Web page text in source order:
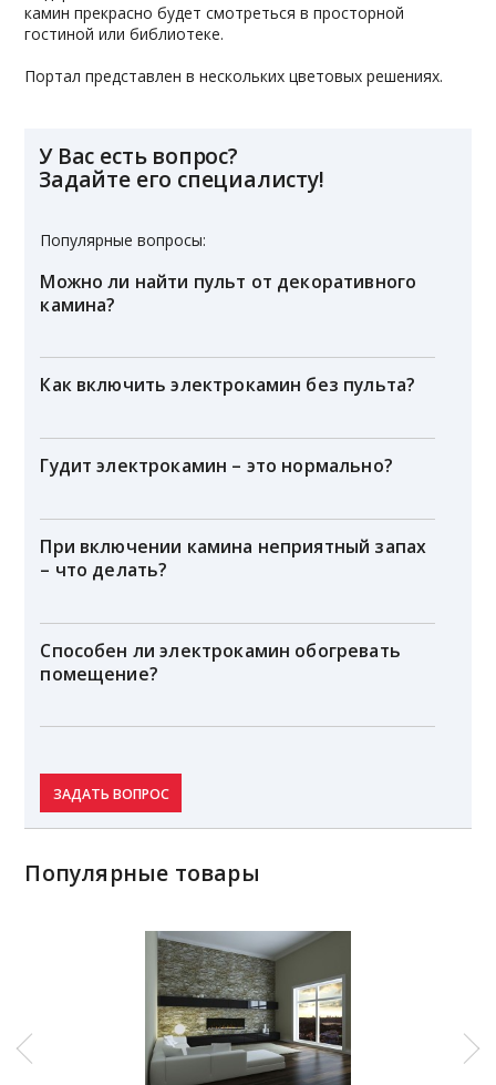
камин прекрасно будет смотреться в просторной
гостиной или библиотеке.
Портал представлен в нескольких цветовых решениях.
У Вас есть вопрос?
Задайте его специалисту!
Популярные вопросы:
Можно ли найти пульт от декоративного
камина?
Как включить электрокамин без пульта?
Гудит электрокамин – это нормально?
При включении камина неприятный запах
– что делать?
Способен ли электрокамин обогревать
помещение?
ЗАДАТЬ ВОПРОС
Популярные товары